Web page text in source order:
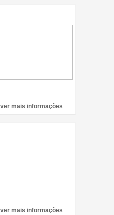
ver mais informações
ver mais informações